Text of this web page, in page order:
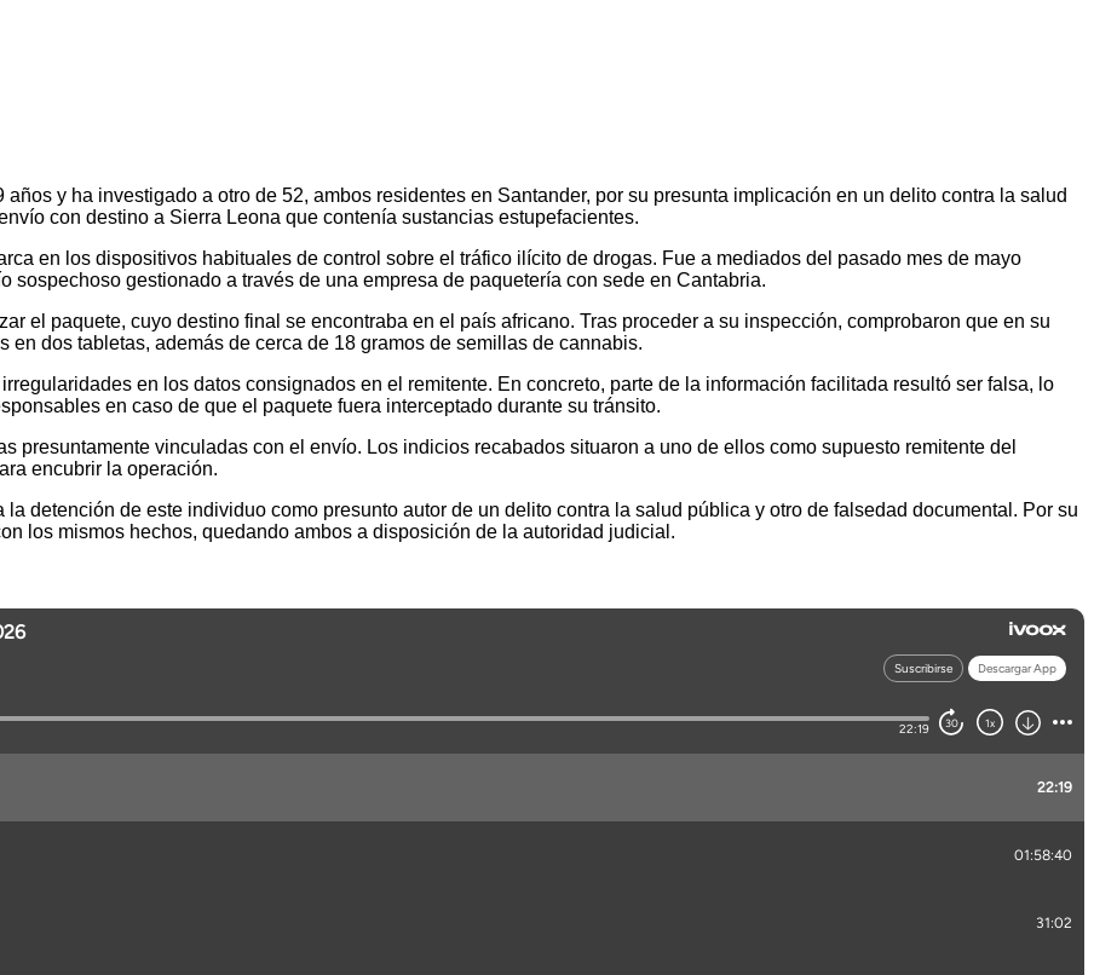
y ha investigado a otro de 52, ambos residentes en Santander, por su presunta implicación en un delito contra la salud
con destino a Sierra Leona que contenía sustancias estupefacientes.
en los dispositivos habituales de control sobre el tráfico ilícito de drogas. Fue a mediados del pasado mes de mayo
gestionado a través de una empresa de paquetería con sede en Cantabria.
el paquete, cuyo destino final se encontraba en el país africano. Tras proceder a su inspección, comprobaron que en su
dos tabletas, además de cerca de 18 gramos de semillas de cannabis.
en los datos consignados en el remitente. En concreto, parte de la información facilitada resultó ser falsa, lo
en caso de que el paquete fuera interceptado durante su tránsito.
presuntamente vinculadas con el envío. Los indicios recabados situaron a uno de ellos como supuesto remitente del
encubrir la operación.
detención de este individuo como presunto autor de un delito contra la salud pública y otro de falsedad documental. Por su
los mismos hechos, quedando ambos a disposición de la autoridad judicial.